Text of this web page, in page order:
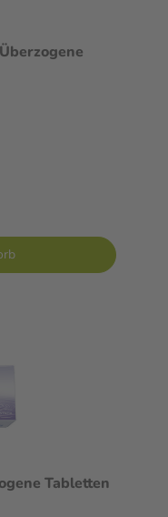
Tabletten